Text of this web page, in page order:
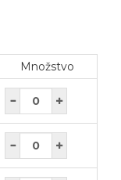
Množstvo